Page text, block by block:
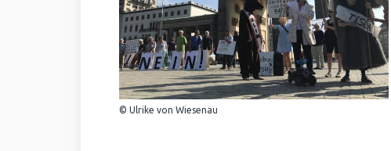
© Ulrike von Wiesenau